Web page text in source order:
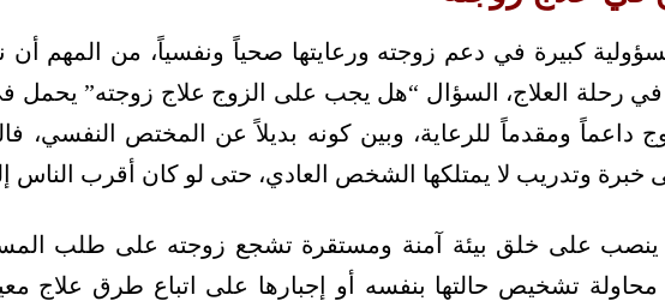
كبيرة في دعم زوجته ورعايتها صحياً ونفسياً، من المهم أن
رحلة العلاج، السؤال “هل يجب على الزوج علاج زوجته” يحمل
داعماً ومقدماً للرعاية، وبين كونه بديلاً عن المختص النفسي،
خبرة وتدريب لا يمتلكها الشخص العادي، حتى لو كان أقرب الناس
ينصب على خلق بيئة آمنة ومستقرة تشجع زوجته على طلب
محاولة تشخيص حالتها بنفسه أو إجبارها على اتباع طرق علاج